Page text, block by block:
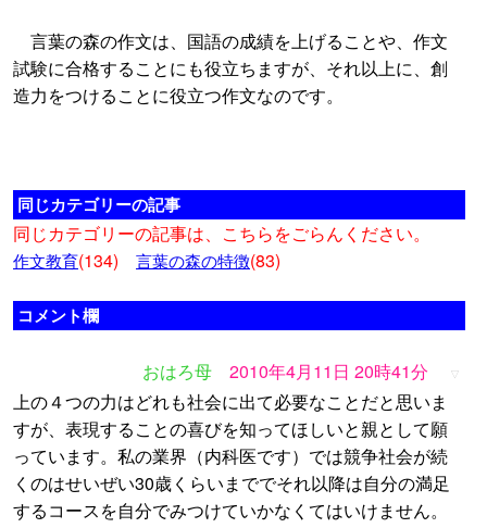
言葉の森の作文は、国語の成績を上げることや、作文
試験に合格することにも役立ちますが、それ以上に、創
造力をつけることに役立つ作文なのです。
同じカテゴリーの記事
同じカテゴリーの記事は、こちらをごらんください。
作文教育(134) 言葉の森の特徴(83)
コメント欄
おはろ母 2010年4月11日 20時41分 ▽
上の４つの力はどれも社会に出て必要なことだと思いま
すが、表現することの喜びを知ってほしいと親として願
っています。私の業界（内科医です）では競争社会が続
くのはせいぜい30歳くらいまででそれ以降は自分の満足
するコースを自分でみつけていかなくてはいけません。